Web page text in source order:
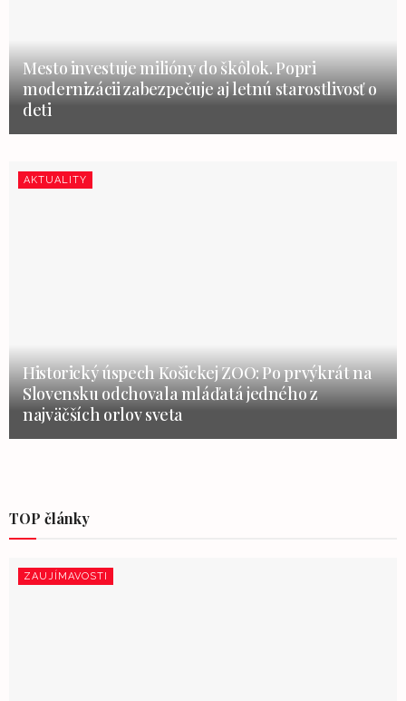
Mesto investuje milióny do škôlok. Popri
modernizácii zabezpečuje aj letnú starostlivosť o
deti
AKTUALITY
Historický úspech Košickej ZOO: Po prvýkrát na
Slovensku odchovala mláďatá jedného z
najväčších orlov sveta
TOP články
ZAUJÍMAVOSTI